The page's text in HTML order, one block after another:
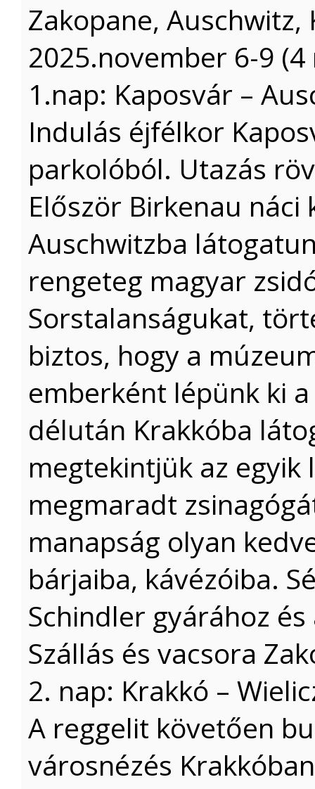
Zakopane,
2025.november 6-9
1.nap: Kaposvár –
Indulás éjfélkor
parkolóból. Utazás
Először Birkenau
Auschwitzba
rengeteg magyar
Sorstalanságukat,
biztos, hogy a
emberként lépünk ki
délután Krakkóba
megtekintjük az
megmaradt
manapság olyan
bárjaiba, kávézóiba.
Schindler gyárához
Szállás és vacsora
2. nap: Krakkó –
A reggelit követően
városnézés